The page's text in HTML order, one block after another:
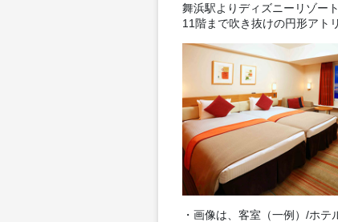
舞浜駅よりディズニーリゾー
11階まで吹き抜けの円形アト
・画像は、客室（一例）/ホテ